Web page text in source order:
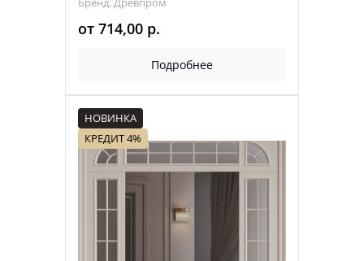
от 714,00 р.
Подробнее
НОВИНКА
КРЕДИТ 4%